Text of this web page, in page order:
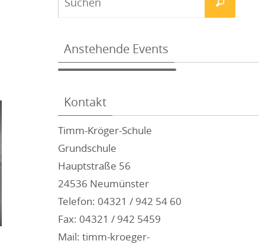
Anstehende Events
Kontakt
Timm-Kröger-Schule
Grundschule
Hauptstraße 56
24536 Neumünster
Telefon: 04321 / 942 54 60
Fax: 04321 / 942 5459
Mail: timm-kroeger-